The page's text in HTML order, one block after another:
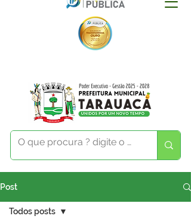
Post
Todos posts